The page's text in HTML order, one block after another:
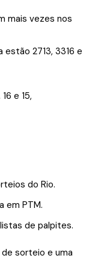
mais vezes nos
2713, 3316 e
e 15,
do Rio.
em PTM.
de palpites.
sorteio e uma